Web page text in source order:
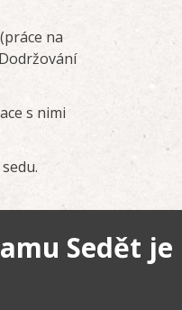
na
s nimi
Sedět je